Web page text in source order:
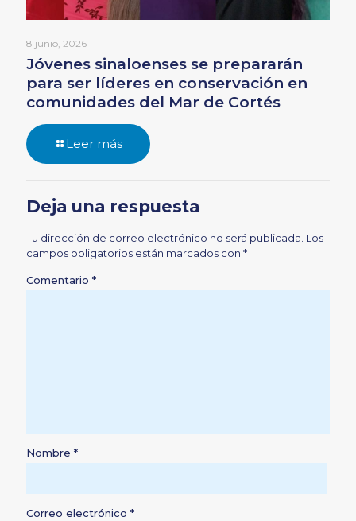
8 junio, 2026
Jóvenes sinaloenses se prepararán
para ser líderes en conservación en
comunidades del Mar de Cortés
Leer más
Deja una respuesta
Tu dirección de correo electrónico no será publicada. Los
campos obligatorios están marcados con *
Comentario *
Nombre *
Correo electrónico *